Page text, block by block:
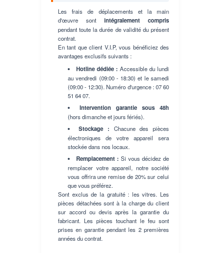
Les frais de déplacements et la main
d'œuvre sont intégralement compris
pendant toute la durée de validité du présent
contrat.
En tant que client V.I.P, vous bénéficiez des
avantages exclusifs suivants :
Hotline dédiée : Accessible du lundi
au vendredi (09:00 - 18:30) et le samedi
(09:00 - 12:30). Numéro d'urgence : 07 60
51 64 07.
Intervention garantie sous 48h
(hors dimanche et jours fériés).
Stockage : Chacune des pièces
électroniques de votre appareil sera
stockée dans nos locaux.
Remplacement : Si vous décidez de
remplacer votre appareil, notre société
vous offrira une remise de 20% sur celui
que vous préférez.
Sont exclus de la gratuité : les vitres. Les
pièces détachées sont à la charge du client
sur accord ou devis après la garantie du
fabricant. Les pièces touchant le feu sont
prises en garantie pendant les 2 premières
années du contrat.